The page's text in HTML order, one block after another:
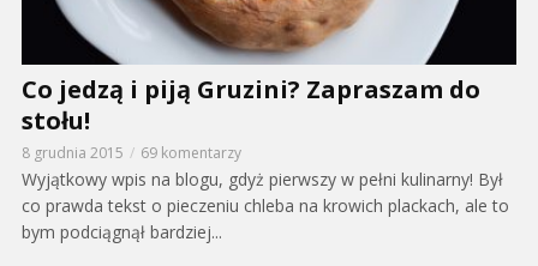
Co jedzą i piją Gruzini? Zapraszam do
stołu!
8 grudnia 2015 69 komentarzy
Wyjątkowy wpis na blogu, gdyż pierwszy w pełni kulinarny! Był
co prawda tekst o pieczeniu chleba na krowich plackach, ale to
bym podciągnął bardziej...